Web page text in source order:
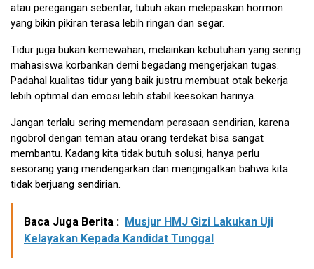
atau peregangan sebentar, tubuh akan melepaskan hormon
yang bikin pikiran terasa lebih ringan dan segar.
Tidur juga bukan kemewahan, melainkan kebutuhan yang sering
mahasiswa korbankan demi begadang mengerjakan tugas.
Padahal kualitas tidur yang baik justru membuat otak bekerja
lebih optimal dan emosi lebih stabil keesokan harinya.
Jangan terlalu sering memendam perasaan sendirian, karena
ngobrol dengan teman atau orang terdekat bisa sangat
membantu. Kadang kita tidak butuh solusi, hanya perlu
sesorang yang mendengarkan dan mengingatkan bahwa kita
tidak berjuang sendirian.
Baca Juga Berita : Musjur HMJ Gizi Lakukan Uji
Kelayakan Kepada Kandidat Tunggal